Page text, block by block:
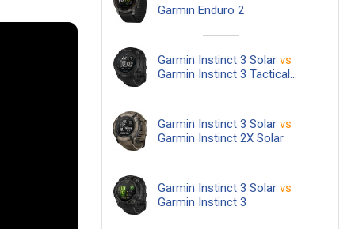
Garmin Enduro 2
Garmin Instinct 3 Solar vs
Garmin Instinct 3 Tactical Solar
Garmin Instinct 3 Solar vs
Garmin Instinct 2X Solar
Garmin Instinct 3 Solar vs
Garmin Instinct 3